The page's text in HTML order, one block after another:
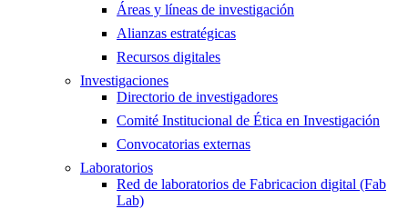
Áreas y líneas de investigación
Alianzas estratégicas
Recursos digitales
Investigaciones
Directorio de investigadores
Comité Institucional de Ética en Investigación
Convocatorias externas
Laboratorios
Red de laboratorios de Fabricacion digital (Fab
Lab)